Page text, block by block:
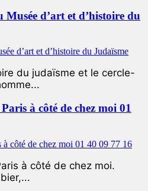
d’art et d’histoire du
du judaïsme et le cercle-
à côté de chez moi 01
à côté de chez moi.